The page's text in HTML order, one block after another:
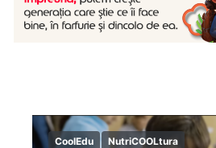
CoolEdu NutriCOOLtura